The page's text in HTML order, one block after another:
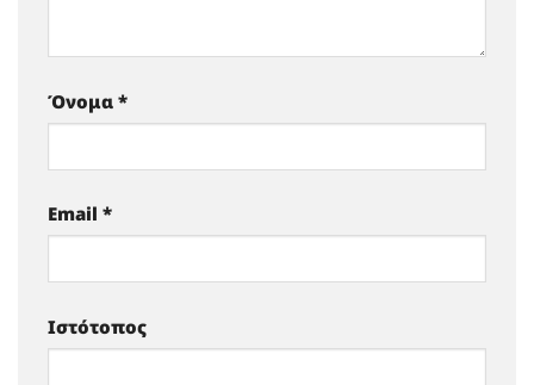
Όνομα *
Email *
Ιστότοπος